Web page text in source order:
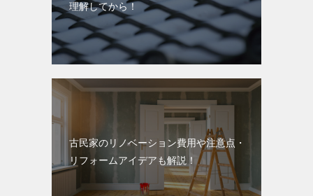
理解してから！
古民家のリノベーション費用や注意点・
リフォームアイデアも解説！